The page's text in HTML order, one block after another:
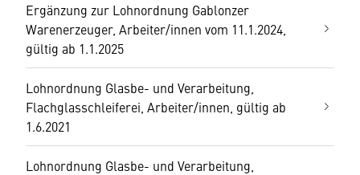
Ergänzung zur Lohnordnung Gablonzer
Warenerzeuger, Arbeiter/innen vom 11.1.2024,
gültig ab 1.1.2025
Lohnordnung Glasbe- und Verarbeitung,
Flachglasschleiferei, Arbeiter/innen, gültig ab
1.6.2021
Lohnordnung Glasbe- und Verarbeitung,